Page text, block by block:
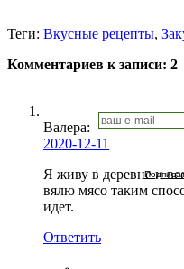
Теги: Вкусные рецепты,
Комментариев к записи: 2
Валера:
2020-12-11
Я живу в деревне и
вялю мясо таким
идет.
Ответить